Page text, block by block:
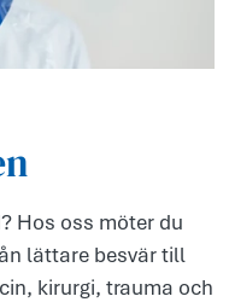
Hos oss möter du
lättare besvär till
kirurgi, trauma och